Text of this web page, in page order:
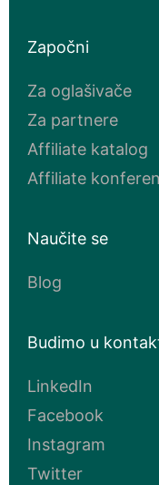
Započni
Za oglašivače
Za partnere
Affiliate katalog
Affiliate
Naučite se
Blog
Budimo u
LinkedIn
Facebook
Instagram
Twitter